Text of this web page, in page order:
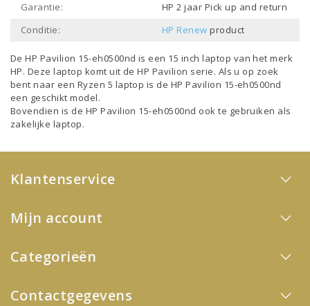
Garantie:
HP 2 jaar Pick up and return
Conditie:
HP Renew product
De HP Pavilion 15-eh0500nd is een 15 inch laptop van het merk
HP. Deze laptop komt uit deHP Pavilion serie. Als u op zoek
bent naar een Ryzen 5 laptop is de HP Pavilion 15-eh0500nd
een geschikt model.
Bovendien is de HP Pavilion 15-eh0500nd ook te gebruiken als
zakelijke laptop.
Klantenservice
Mijn account
Categorieën
Contactgegevens